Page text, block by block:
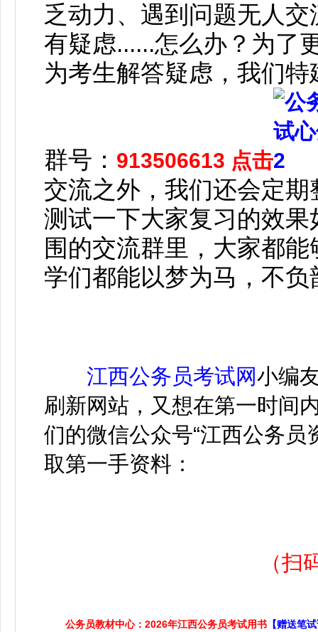
乏动力、遇到问题无人
有疑虑......怎么办？为了
为考生解答疑虑，我们特
群号： 913506613 点击
交流之外，我们还会定
测试一下大家复习的效
围的交流群里，大家都
学们都能以梦为马，不负
江西公务员考试网小编
刷新网站，又想在第一时间
们的微信公众号“江西公务员
取第一手资料：
（扫
公务员教材中心：2026年江西公务员考试用书 【赠送笔